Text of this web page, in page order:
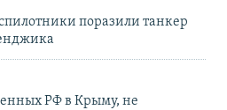
поразили танкер
РФ в Крыму, не